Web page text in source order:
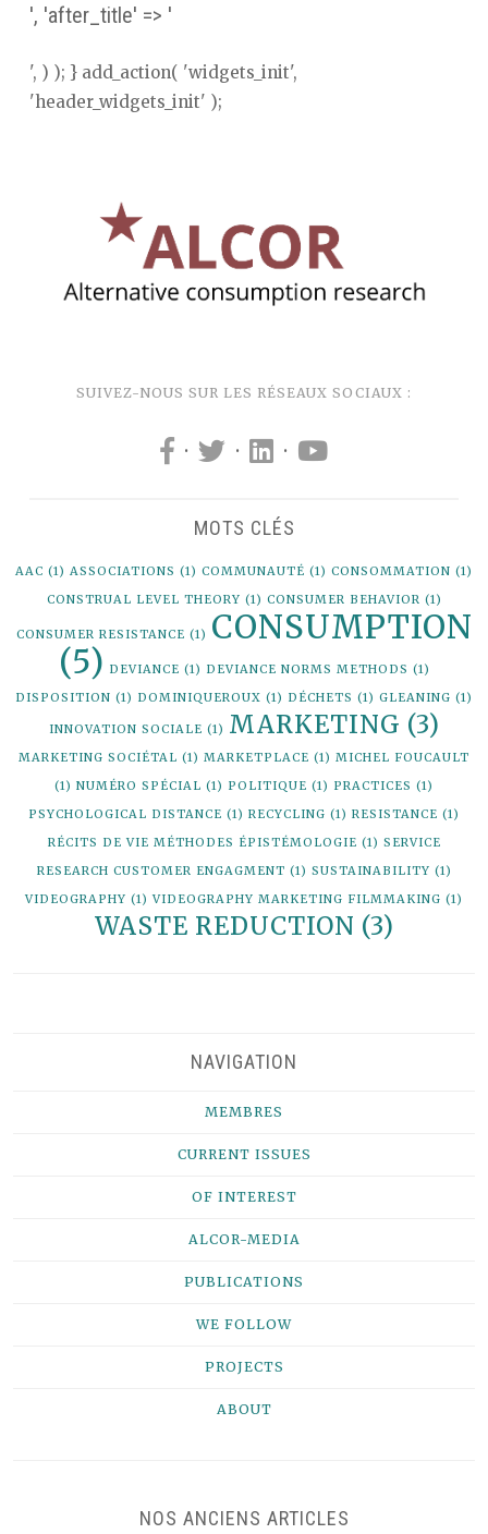
', 'after_title' => '
', ) ); } add_action( 'widgets_init',
'header_widgets_init' );
SUIVEZ-NOUS SUR LES RÉSEAUX SOCIAUX :
· · ·
MOTS CLÉS
AAC (1) ASSOCIATIONS (1) COMMUNAUTÉ (1) CONSOMMATION (1)
CONSTRUAL LEVEL THEORY (1) CONSUMER BEHAVIOR (1)
CONSUMER RESISTANCE (1) CONSUMPTION
(5) DEVIANCE (1) DEVIANCE NORMS METHODS (1)
DISPOSITION (1) DOMINIQUEROUX (1) DÉCHETS (1) GLEANING (1)
INNOVATION SOCIALE (1) MARKETING (3)
MARKETING SOCIÉTAL (1) MARKETPLACE (1) MICHEL FOUCAULT
(1) NUMÉRO SPÉCIAL (1) POLITIQUE (1) PRACTICES (1)
PSYCHOLOGICAL DISTANCE (1) RECYCLING (1) RESISTANCE (1)
RÉCITS DE VIE MÉTHODES ÉPISTÉMOLOGIE (1) SERVICE
RESEARCH CUSTOMER ENGAGMENT (1) SUSTAINABILITY (1)
VIDEOGRAPHY (1) VIDEOGRAPHY MARKETING FILMMAKING (1)
WASTE REDUCTION (3)
NAVIGATION
MEMBRES
CURRENT ISSUES
OF INTEREST
ALCOR-MEDIA
PUBLICATIONS
WE FOLLOW
PROJECTS
ABOUT
NOS ANCIENS ARTICLES